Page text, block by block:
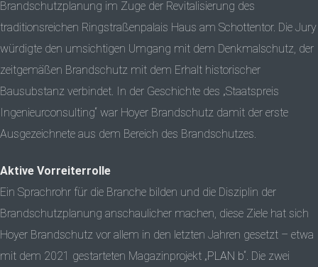
Brandschutzplanung im Zuge der Revitalisierung des
traditionsreichen Ringstraßenpalais Haus am Schottentor. Die Jury
würdigte den umsichtigen Umgang mit dem Denkmalschutz, der
zeitgemäßen Brandschutz mit dem Erhalt historischer
Bausubstanz verbindet. In der Geschichte des „Staatspreis
Ingenieurconsulting“ war Hoyer Brandschutz damit der erste
Ausgezeichnete aus dem Bereich des Brandschutzes.
Aktive Vorreiterrolle
Ein Sprachrohr für die Branche bilden und die Disziplin der
Brandschutzplanung anschaulicher machen, diese Ziele hat sich
Hoyer Brandschutz vor allem in den letzten Jahren gesetzt – etwa
mit dem 2021 gestarteten Magazinprojekt „PLAN b“. Die zwei